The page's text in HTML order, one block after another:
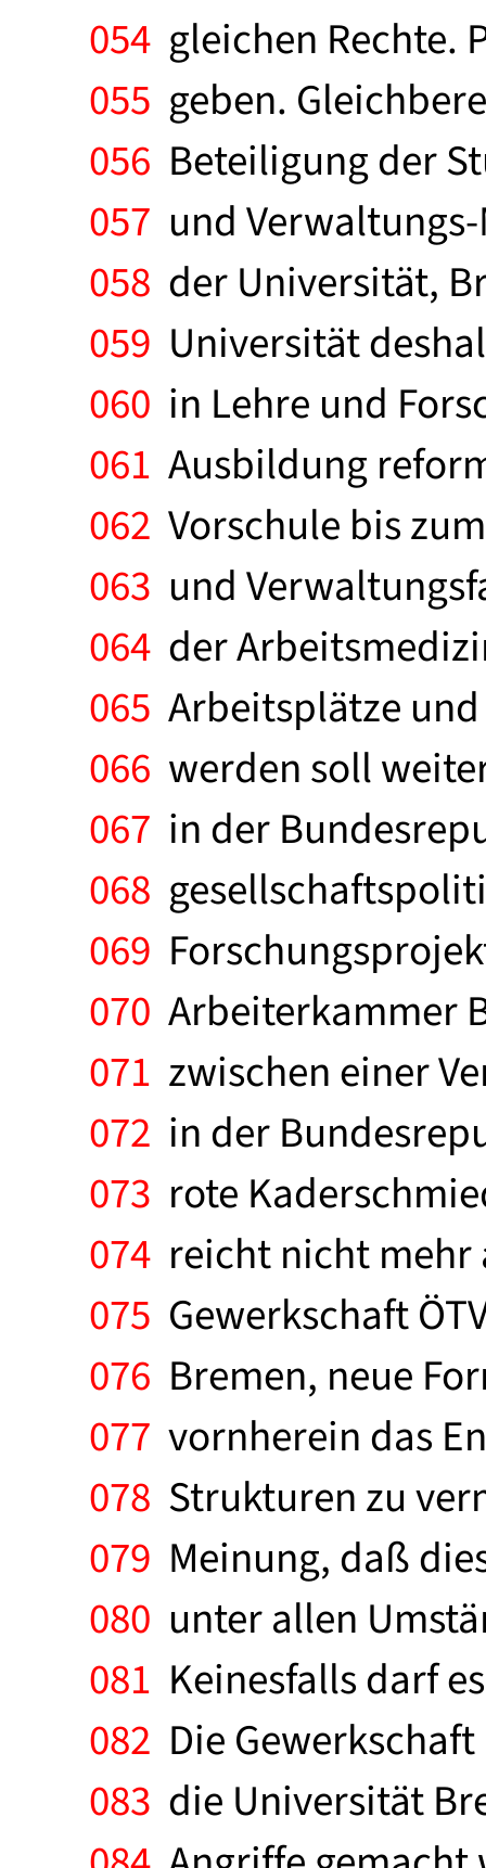
054 gleichen Rechte.
055 geben.
056 Beteiligung der
057 und
058 der Universität,
059 Universität
060 in Lehre und
061 Ausbildung
062 Vorschule bis
063 und
064 der
065 Arbeitsplätze
066 werden soll
067 in der
068
069
070 Arbeiterkammer
071 zwischen einer
072 in der
073 rote
074 reicht nicht mehr
075 Gewerkschaft
076 Bremen, neue
077 vornherein das
078 Strukturen zu
079 Meinung, daß
080 unter allen
081 Keinesfalls darf
082 Die
083 die Universität